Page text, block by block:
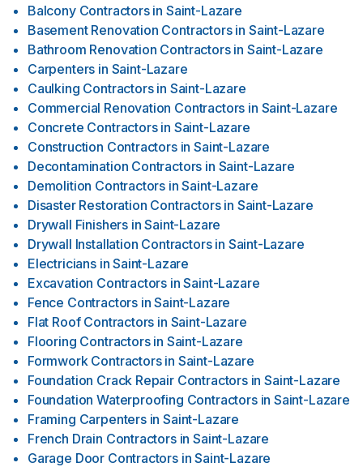
Balcony Contractors in Saint-Lazare
Basement Renovation Contractors in Saint-Lazare
Bathroom Renovation Contractors in Saint-Lazare
Carpenters in Saint-Lazare
Caulking Contractors in Saint-Lazare
Commercial Renovation Contractors in Saint-Lazare
Concrete Contractors in Saint-Lazare
Construction Contractors in Saint-Lazare
Decontamination Contractors in Saint-Lazare
Demolition Contractors in Saint-Lazare
Disaster Restoration Contractors in Saint-Lazare
Drywall Finishers in Saint-Lazare
Drywall Installation Contractors in Saint-Lazare
Electricians in Saint-Lazare
Excavation Contractors in Saint-Lazare
Fence Contractors in Saint-Lazare
Flat Roof Contractors in Saint-Lazare
Flooring Contractors in Saint-Lazare
Formwork Contractors in Saint-Lazare
Foundation Crack Repair Contractors in Saint-Lazare
Foundation Waterproofing Contractors in Saint-Lazare
Framing Carpenters in Saint-Lazare
French Drain Contractors in Saint-Lazare
Garage Door Contractors in Saint-Lazare